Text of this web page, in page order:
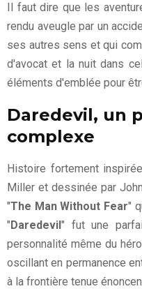
Il faut dire que les
rendu aveugle par un
ses autres sens et qui
d'avocat et la nuit dans
éléments d'emblée pour
Daredevil, un
complexe
Histoire fortement
Miller et dessinée par
"The Man Without Fear"
" Daredevil " fut une
personnalité même du
oscillant en permanence
à la frontière tenue